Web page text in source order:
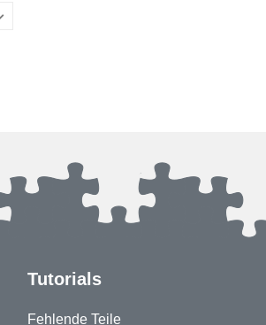
Tutorials
Fehlende Teile